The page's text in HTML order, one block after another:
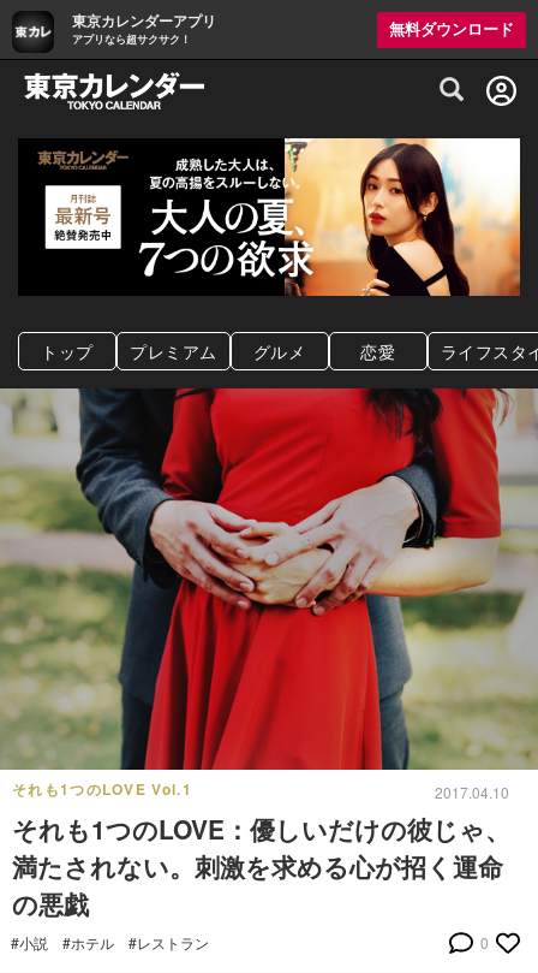
東京カレンダーアプリ
アプリなら超サクサク！
無料ダウンロード
グルメ情報・プレミアムレストラン予約
トップ プレミアム グルメ 恋愛 ライフスタ
それも1つのLOVE Vol.1 2017.04.10
それも1つのLOVE：優しいだけの彼じゃ、
満たされない。刺激を求める心が招く運命
の悪戯
#小説 #ホテル #レストラン 0